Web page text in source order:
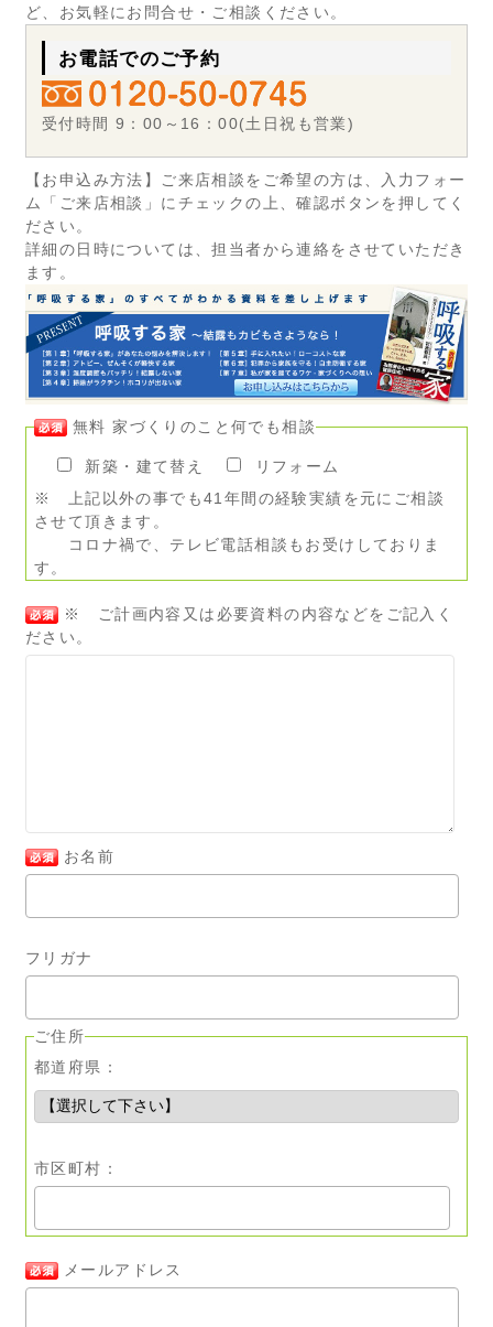
ど、お気軽にお問合せ・ご相談ください。
お電話でのご予約
受付時間 9：00～16：00(土日祝も営業)
【お申込み方法】ご来店相談をご希望の方は、入力フォー
ム「ご来店相談」にチェックの上、確認ボタンを押してく
ださい。
詳細の日時については、担当者から連絡をさせていただき
ます。
無料 家づくりのこと何でも相談
新築・建て替え
リフォーム
※ 上記以外の事でも41年間の経験実績を元にご相談
させて頂きます。
コロナ禍で、テレビ電話相談もお受けしておりま
す。
※ ご計画内容又は必要資料の内容などをご記入く
ださい。
お名前
フリガナ
ご住所
都道府県：
市区町村：
メールアドレス